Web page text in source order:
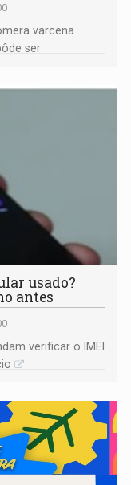
varcena
ser
usado?
antes
verificar o IMEI